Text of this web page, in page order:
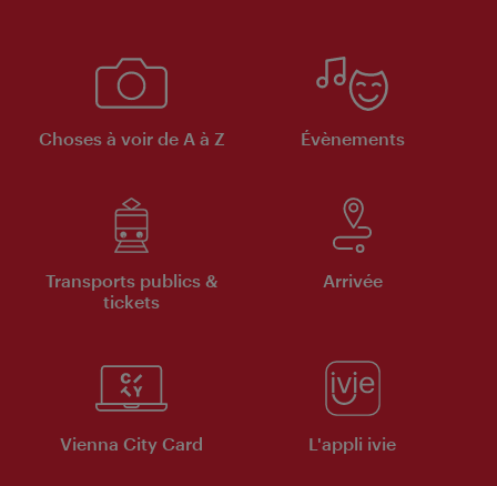
Choses à voir de A à Z Évènements
Transports publics &
tickets
Arrivée
Vienna City Card L'appli ivie